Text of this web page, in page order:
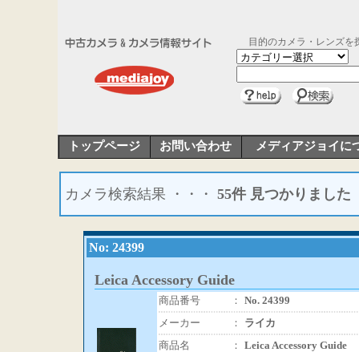
目的のカメラ・レンズを
トップページ お問い合わせ メディアジョイに
カメラ検索結果 ・・・ 55件 見つかりました
No: 24399
Leica Accessory Guide
商品番号 ： No. 24399
メーカー
：
ライカ
商品名
： Leica Accessory Guide